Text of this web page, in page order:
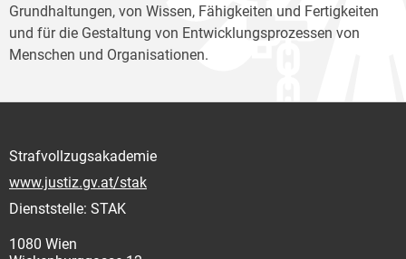
Grundhaltungen, von Wissen, Fähigkeiten und Fertigkeiten
und für die Gestaltung von Entwicklungsprozessen von
Menschen und Organisationen.
Strafvollzugsakademie
www.justiz.gv.at/stak
Dienststelle: STAK
1080 Wien